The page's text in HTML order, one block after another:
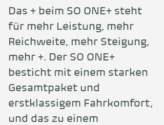
Das + beim SO ONE+ steht
für mehr Leistung, mehr
Reichweite, mehr Steigung,
mehr +. Der SO ONE+
besticht mit einem starken
Gesamtpaket und
erstklassigem Fahrkomfort,
und das zu einem